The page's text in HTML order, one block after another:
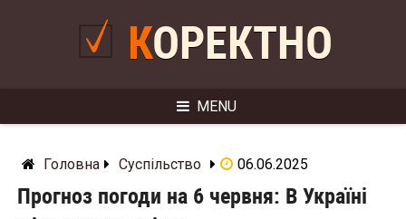
КОРЕКТНО
MENU
Головна Суспільство 06.06.2025
Прогноз погоди на 6 червня: В Україні